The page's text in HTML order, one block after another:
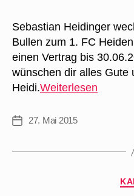
Sebastian Heidinger
Bullen zum 1. FC
einen Vertrag bis
wünschen dir alles Gute
Heidi.Weiterlesen
Veröffentlichungsdatum
27. Mai 2015